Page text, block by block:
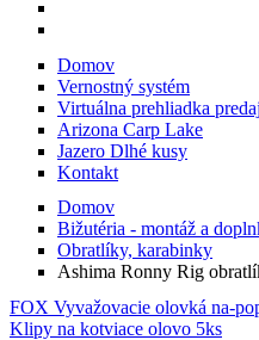
Domov
Vernostný systém
Virtuálna prehliadka
Arizona Carp Lake
Jazero Dlhé kusy
Kontakt
Domov
Bižutéria - montáž a
Obratlíky, karabinky
Ashima Ronny Rig
FOX Vyvažovacie olovká na-
Klipy na kotviace olovo 5ks